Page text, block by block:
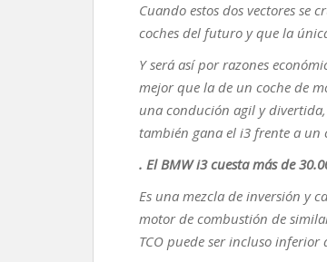
Cuando estos dos vectores se
coches del futuro y que la
Y será así por razones
mejor que la de un coche de
una condución agil y
también gana el i3 frente a un
. El BMW i3 cuesta más de
Es una mezcla de inversión y
motor de combustión de
TCO puede ser incluso